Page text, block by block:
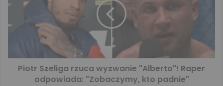
Piotr Szeliga rzuca wyzwanie "Alberto"! Raper
odpowiada: "Zobaczymy, kto padnie"